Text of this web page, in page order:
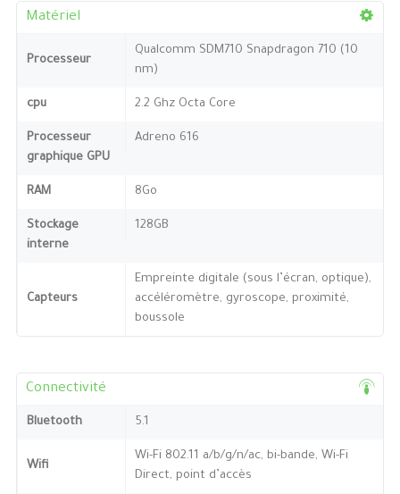
Matériel
Processeur
Qualcomm SDM710 Snapdragon 710 (10
nm)
cpu 2.2 Ghz Octa Core
Processeur
graphique GPU
Adreno 616
RAM 8Go
Stockage
interne
128GB
Capteurs
Empreinte digitale (sous l’écran, optique),
accéléromètre, gyroscope, proximité,
boussole
Connectivité
Bluetooth 5.1
Wifi
Wi-Fi 802.11 a/b/g/n/ac, bi-bande, Wi-Fi
Direct, point d’accès